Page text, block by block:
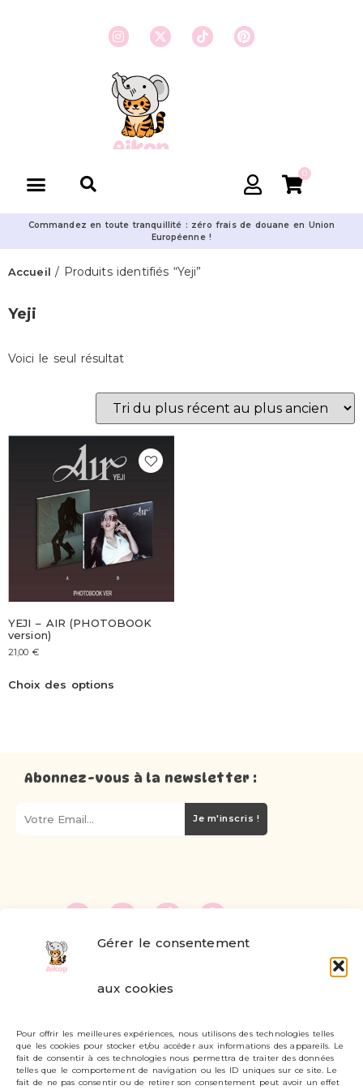
Gérer le consentement
aux cookies
Pour offrir les meilleures expériences, nous utilisons des technologies telles
que les cookies pour stocker et/ou accéder aux informations des appareils. Le
fait de consentir à ces technologies nous permettra de traiter des données
telles que le comportement de navigation ou les ID uniques sur ce site. Le
fait de ne pas consentir ou de retirer son consentement peut avoir un effet
0
Commandez en toute tranquillité : zéro frais de douane en Union
Européenne !
Accueil / Produits identifiés “Yeji”
Yeji
Voici le seul résultat
YEJI – AIR (PHOTOBOOK
version)
21,00 €
Choix des options
Abonnez-vous à la newsletter :
Je m'inscris !
Livraisons et retours
Mon compte